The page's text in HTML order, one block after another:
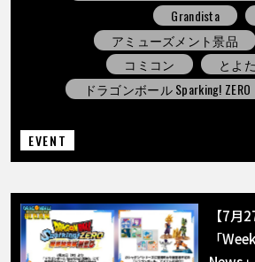
Grandista
アミューズメント景品
コミコン
とよ
ドラゴンボール Sparking! ZERO
EVENT
【7月
「